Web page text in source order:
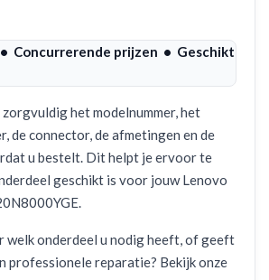
Concurrerende prijzen • Geschikt
het modelnummer, het
de connector, de afmetingen en de
u bestelt. Dit helpt je ervoor te
geschikt is voor jouw Lenovo
welk onderdeel u nodig heeft, of geeft
professionele reparatie? Bekijk onze